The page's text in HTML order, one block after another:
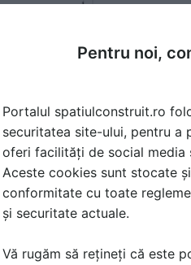
Pentru noi,
Portalul spatiulconstruit.ro
securitatea site-ului, pentru a
oferi facilități de social media
Aceste cookies sunt stocate
conformitate cu toate
și securitate actuale.
Vă rugăm să rețineți că este